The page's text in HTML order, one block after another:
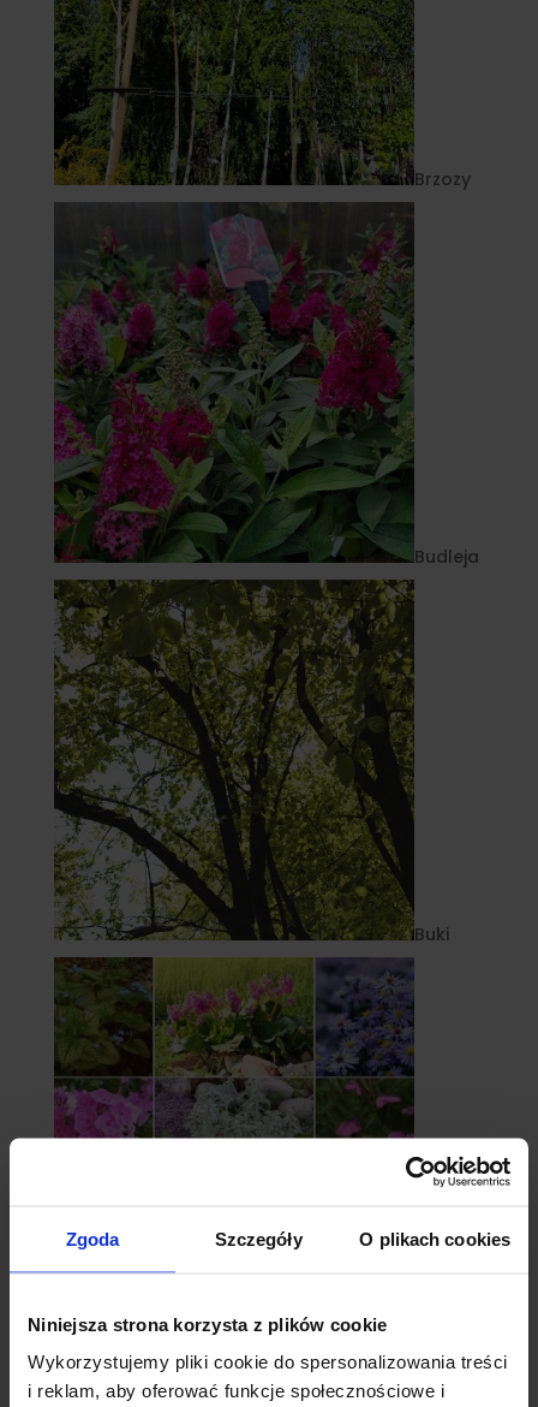
Zgoda Szczegóły O plikach cookies
Niniejsza strona korzysta z plików cookie
Wykorzystujemy pliki cookie do spersonalizowania treści
i reklam, aby oferować funkcje społecznościowe i
Brzozy
Budleja
Buki